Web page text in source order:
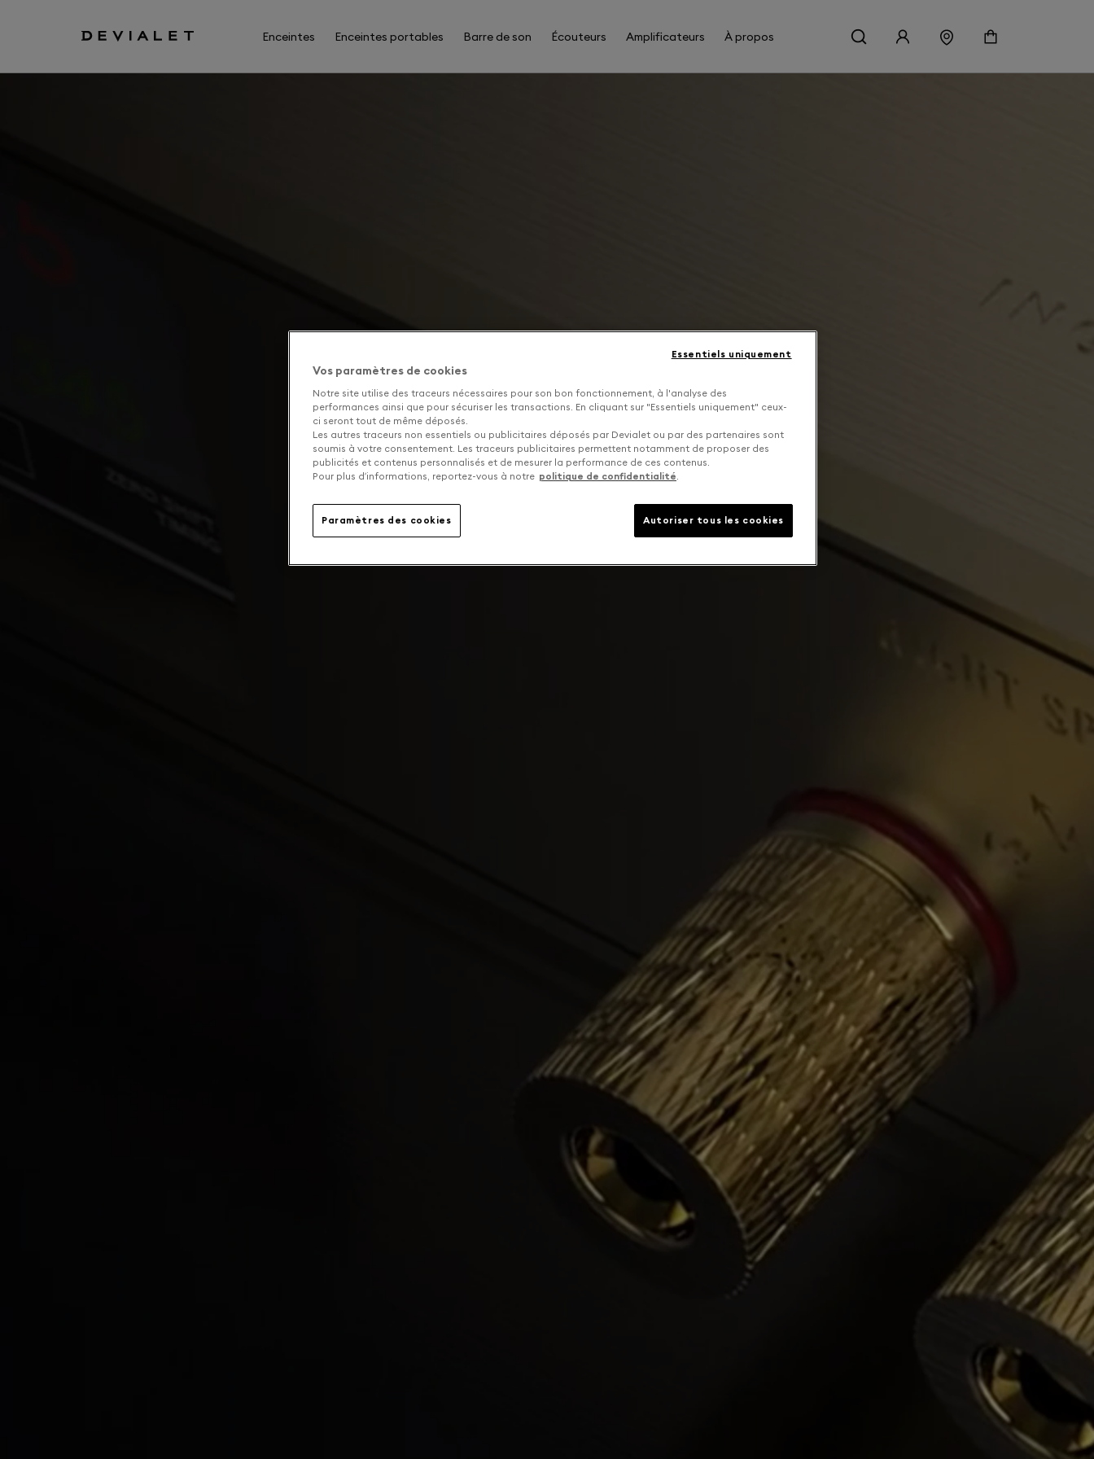
Enceintes Enceintes portables Barre de son Écouteurs Amplificateurs À propos
Vos paramètres de cookies
Notre site utilise des traceurs nécessaires pour son bon fonctionnement, à l'analyse des
performances ainsi que pour sécuriser les transactions. En cliquant sur "Essentiels uniquement" ceux-
ci seront tout de même déposés.
Les autres traceurs non essentiels ou publicitaires déposés par Devialet ou par des partenaires sont
soumis à votre consentement. Les traceurs publicitaires permettent notamment de proposer des
publicités et contenus personnalisés et de mesurer la performance de ces contenus.
Pour plus d’informations, reportez-vous à notre politique de confidentialité.
Paramètres des cookies
Essentiels uniquement
Autoriser tous les cookies